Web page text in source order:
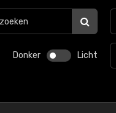
Donker Licht